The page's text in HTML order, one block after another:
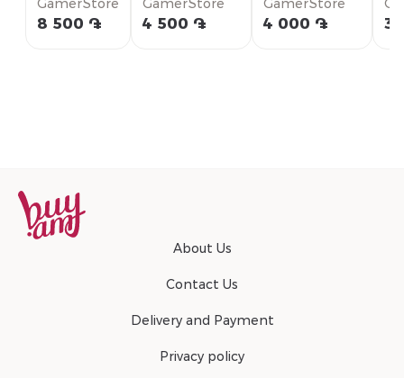
8 500 ֏ 4 500 ֏ 4 000 ֏ 3
About Us
Contact Us
Delivery and Payment
Privacy policy